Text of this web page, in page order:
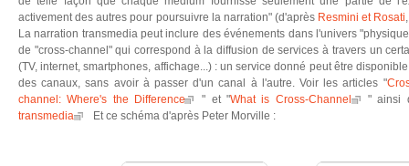
activement des autres pour poursuivre la narration" (d'après Resmini et Rosati
La narration transmedia peut inclure des événements dans l'univers
de "cross-channel" qui correspond à la diffusion de services à travers un
(TV, internet, smartphones, affichage...) : un service donné peut être
des canaux, sans avoir à passer d'un canal à l'autre. Voir les articles "
channel: Where's the Difference
" et "What is Cross-Channel
" ainsi
transmedia
Et ce schéma d'après Peter Morville :